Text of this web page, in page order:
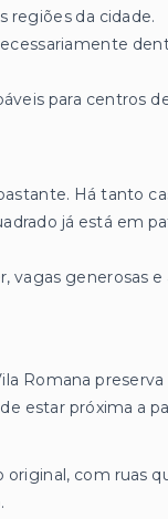
regiões da cidade.
para centros
Há tanto
já está em
generosas
Romana
estar próxima a
original, com ruas